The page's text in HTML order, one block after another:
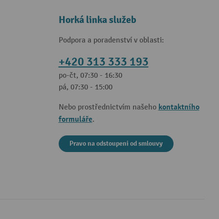
Horká linka služeb
Podpora a poradenství v oblasti:
+420 313 333 193
po-čt, 07:30 - 16:30
pá, 07:30 - 15:00
Nebo prostřednictvím našeho kontaktního
formuláře.
Pravo na odstoupeni od smlouvy